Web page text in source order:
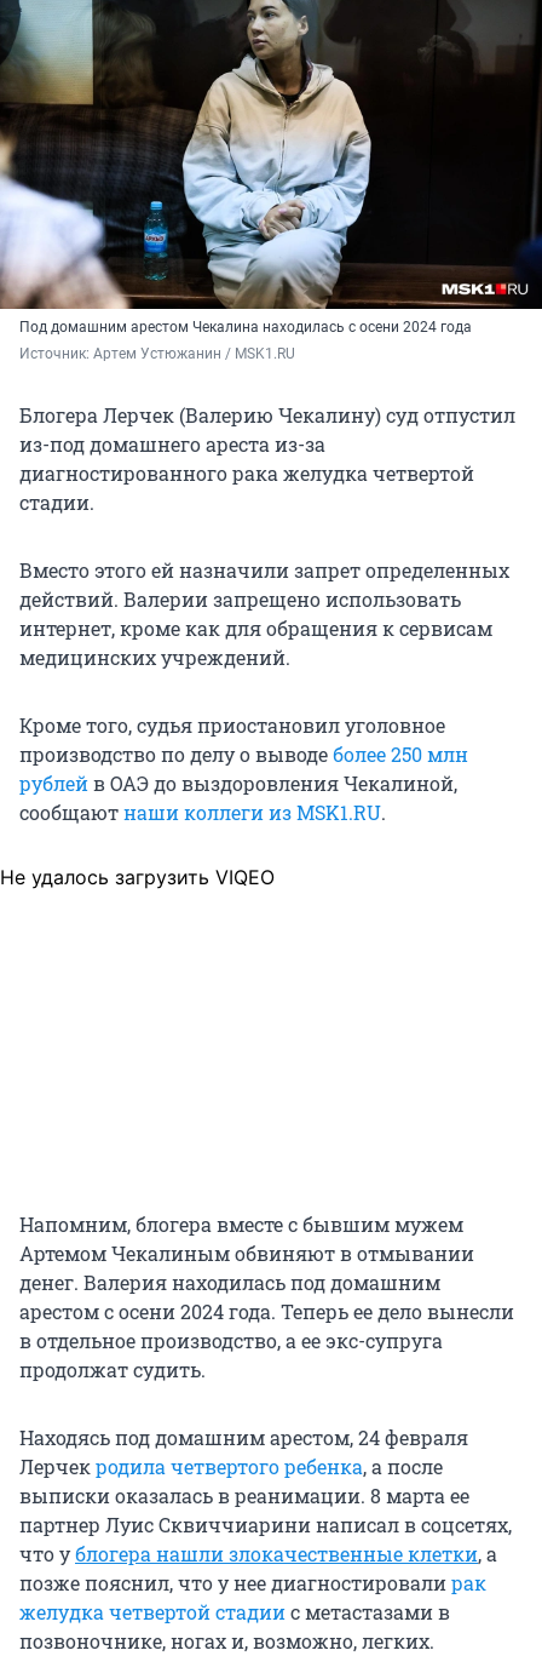
Под домашним арестом Чекалина находилась с осени 2024 года
Источник: Артем Устюжанин / MSK1.RU
Блогера Лерчек (Валерию Чекалину) суд отпустил
из-под домашнего ареста из-за
диагностированного рака желудка четвертой
стадии.
Вместо этого ей назначили запрет определенных
действий. Валерии запрещено использовать
интернет, кроме как для обращения к сервисам
медицинских учреждений.
Кроме того, судья приостановил уголовное
производство по делу о выводеболее 250 млн
рублейв ОАЭ до выздоровления Чекалиной,
сообщаютнаши коллеги из MSK1.RU.
Не удалось загрузить VIQEO
Напомним, блогера вместе с бывшим мужем
Артемом Чекалиным обвиняют в отмывании
денег. Валерия находилась под домашним
арестом с осени 2024 года. Теперь ее дело вынесли
в отдельное производство, а ее экс-супруга
продолжат судить.
Находясь под домашним арестом, 24 февраля
Лерчекродила четвертого ребенка, а после
выписки оказалась в реанимации. 8 марта ее
партнер Луис Сквиччиарини написал в соцсетях,
что ублогера нашли злокачественные клетки, а
позже пояснил, что у нее диагностировалирак
желудка четвертой стадиис метастазами в
позвоночнике, ногах и, возможно, легких.